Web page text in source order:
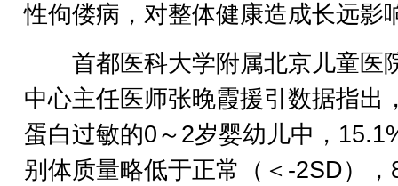
性佝偻病，对整体健康造成长远影
首都医科大学附属北京儿童医
中心主任医师张晚霞援引数据指出
蛋白过敏的0～2岁婴幼儿中，
别体质量略低于正常（＜-2SD），